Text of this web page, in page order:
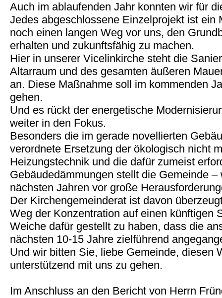
Auch im ablaufenden Jahr konnten wir für
Jedes abgeschlossene Einzelprojekt ist ein
noch einen langen Weg vor uns, den
erhalten und zukunftsfähig zu machen.
Hier in unserer Vicelinkirche steht die
Altarraum und des gesamten äußeren
an. Diese Maßnahme soll im kommenden
gehen.
Und es rückt der energetische
weiter in den Fokus.
Besonders die im gerade novellierten
verordnete Ersetzung der ökologisch nicht
Heizungstechnik und die dafür zumeist
Gebäudedämmungen stellt die Gemeinde
nächsten Jahren vor große
Der Kirchengemeinderat ist davon
Weg der Konzentration auf einen künftigen
Weiche dafür gestellt zu haben, dass die
nächsten 10-15 Jahre zielführend
Und wir bitten Sie, liebe Gemeinde, diesen
unterstützend mit uns zu gehen.
Im Anschluss an den Bericht von Herrn